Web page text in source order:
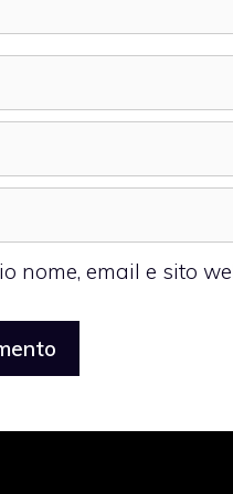
nome, email e sito